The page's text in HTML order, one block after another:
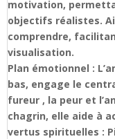
motivation,
objectifs réalistes.
comprendre,
visualisation.
Plan émotionnel :
bas, engage le
fureur , la peur et
chagrin, elle aide à
vertus spirituelles :